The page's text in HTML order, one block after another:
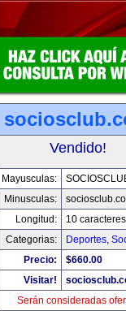
Vendido!
Mayusculas:
Minusculas:
Longitud:
10 caracteres
Categorias:
Deportes,
Precio:
$660.00
Visitar!
Serán consideradas